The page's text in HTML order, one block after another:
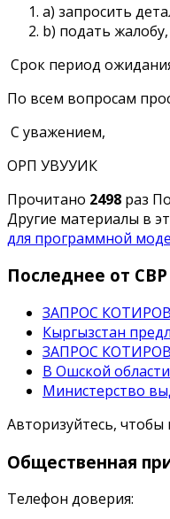
a) запросить
b) подать
Срок период
По всем вопросам
С уважением,
ОРП УВУУИК
Прочитано 2498 раз
Другие материалы в
для программной
Последнее от СВР
ЗАПРОС
Кыргызстан
ЗАПРОС
В Ошской
Министерство
Авторизуйтесь,
Общественная
Телефон доверия: